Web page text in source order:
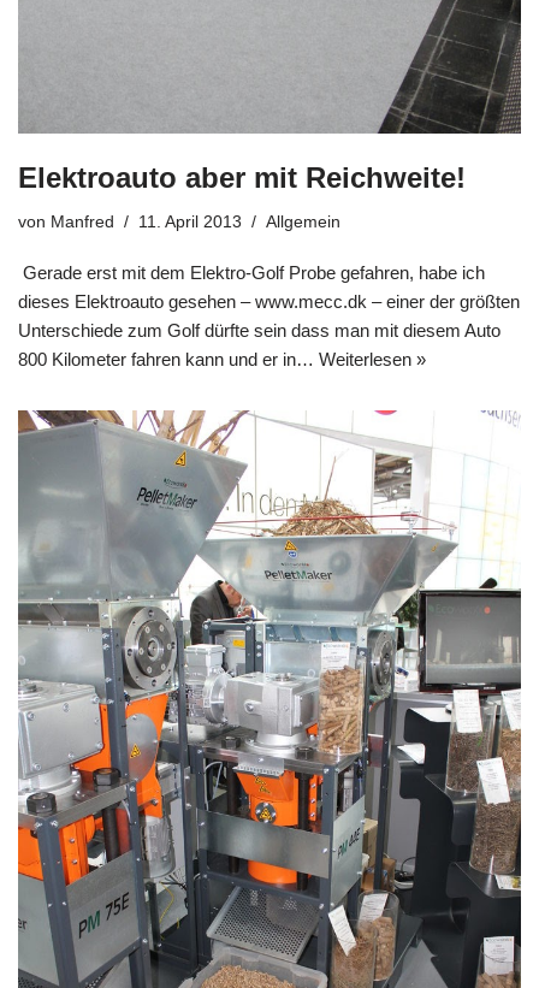
Elektroauto aber mit Reichweite!
von Manfred 11. April 2013 Allgemein
Gerade erst mit dem Elektro-Golf Probe gefahren, habe ich
dieses Elektroauto gesehen – www.mecc.dk – einer der größten
Unterschiede zum Golf dürfte sein dass man mit diesem Auto
800 Kilometer fahren kann und er in… Weiterlesen »